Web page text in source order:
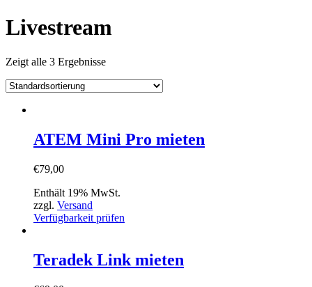
Livestream
Zeigt alle 3 Ergebnisse
ATEM Mini Pro mieten
€79,00
Enthält 19% MwSt.
zzgl. Versand
Verfügbarkeit prüfen
Teradek Link mieten